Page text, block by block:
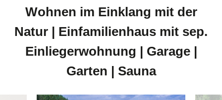
Wohnen im Einklang mit der
Natur | Einfamilienhaus mit sep.
Einliegerwohnung | Garage |
Garten | Sauna